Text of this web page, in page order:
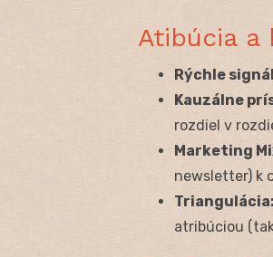
Atibúcia a
Rýchle
Kauzálne
rozdiel v
Marketing
newsletter) k
Triangulácia:
atribúciou